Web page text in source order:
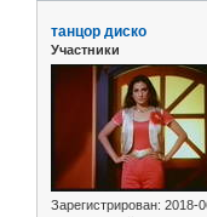
танцор диско
Участники
Зарегистрирован: 2018-